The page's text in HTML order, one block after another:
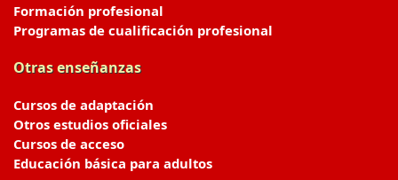
Formación profesional
Programas de cualificación profesional
Otras enseñanzas
Cursos de adaptación
Otros estudios oficiales
Cursos de acceso
Educación básica para adultos